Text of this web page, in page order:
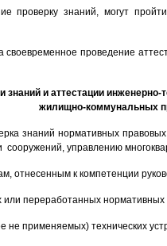
проверку знаний, могут
своевременное проведение
знаний и аттестации инженерно-
жилищно-коммунальных
знаний нормативных
управлению
отнесенным к компетенции
или переработанных
не применяемых) технических